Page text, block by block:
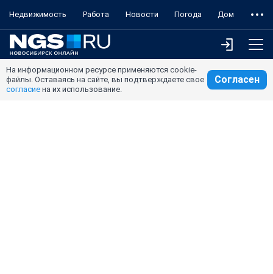
Недвижимость Работа Новости Погода Дом
На информационном ресурсе применяются cookie-
файлы. Оставаясь на сайте, вы подтверждаете свое
согласие на их использование.
Согласен